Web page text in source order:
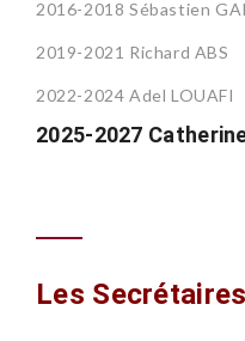
2016-2018 Sébastien
2019-2021 Richard ABS
2022-2024 Adel LOUAFI
2025-2027 Catherine
Les